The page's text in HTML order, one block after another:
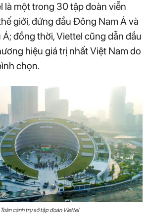
là một trong 30 tập đoàn viễn
giới, đứng đầu Đông Nam Á và
đồng thời, Viettel cũng dẫn đầu
hiệu giá trị nhất Việt Nam do
chọn.
Toàn cảnh trụ sở tập đoàn Viettel